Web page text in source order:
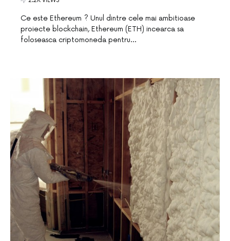
Ce este Ethereum ? Unul dintre cele mai ambitioase
proiecte blockchain, Ethereum (ETH) incearca sa
foloseasca criptomoneda pentru…